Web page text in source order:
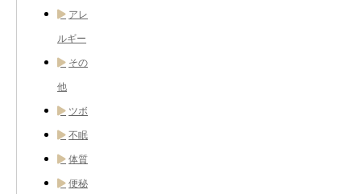
アレ
ルギー
その
他
ツボ
不眠
体質
便秘